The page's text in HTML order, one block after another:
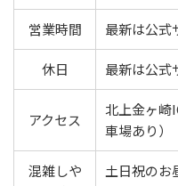
営業時間 最新は公式
休日 最新は公式
アクセス
北上金ヶ崎
車場あり）
混雑しや
土日祝のお